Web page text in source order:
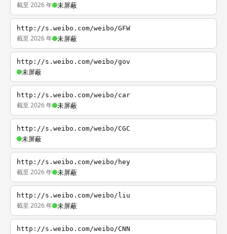
截至 2026 年 未屏蔽
http://s.weibo.com/weibo/GFW
截至 2026 年 未屏蔽
http://s.weibo.com/weibo/gov
未屏蔽
http://s.weibo.com/weibo/car
截至 2026 年 未屏蔽
http://s.weibo.com/weibo/CGC
未屏蔽
http://s.weibo.com/weibo/hey
截至 2026 年 未屏蔽
http://s.weibo.com/weibo/liu
截至 2026 年 未屏蔽
http://s.weibo.com/weibo/CNN